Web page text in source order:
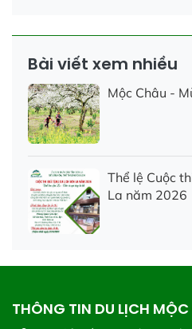
Bài viết xem nhiều
Mộc Châu -
Thể lệ Cuộc
La năm 2026
THÔNG TIN DU LỊCH